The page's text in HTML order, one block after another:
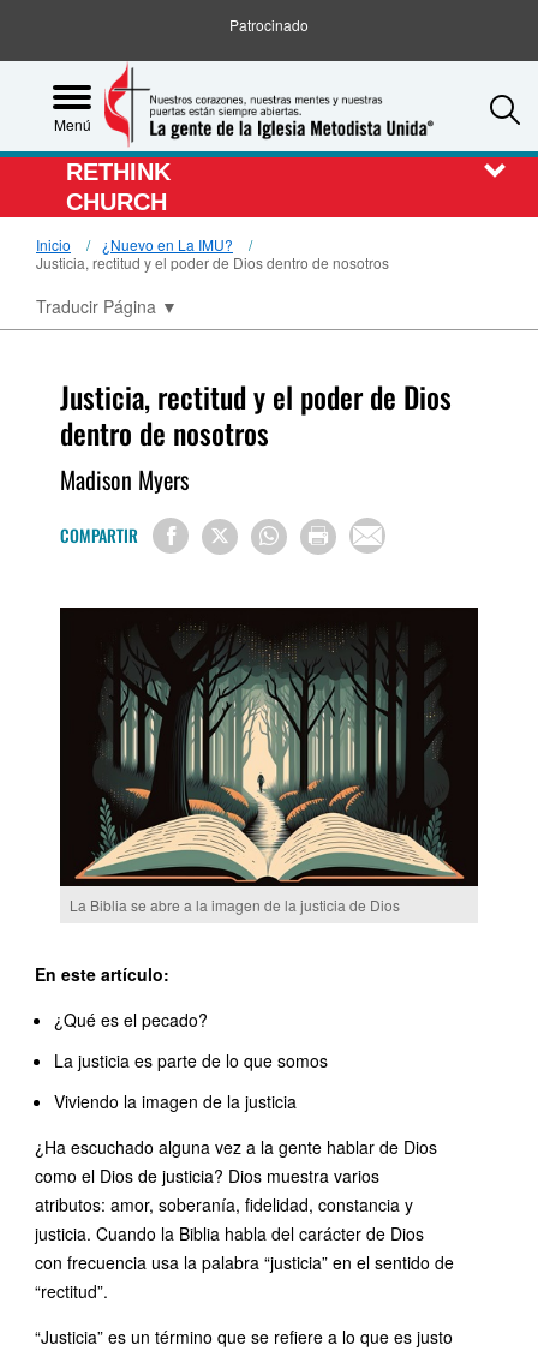
Patrocinado
Menú
RETHINK
CHURCH
Inicio
¿Nuevo en La IMU?
Justicia, rectitud y el poder de Dios dentro de nosotros
Traducir Página ▼
Justicia, rectitud y el poder de Dios
dentro de nosotros
Madison Myers
COMPARTIR
La Biblia se abre a la imagen de la justicia de Dios
En este artículo:
¿Qué es el pecado?
La justicia es parte de lo que somos
Viviendo la imagen de la justicia
¿Ha escuchado alguna vez a la gente hablar de Dios
como el Dios de justicia? Dios muestra varios
atributos: amor, soberanía, fidelidad, constancia y
justicia. Cuando la Biblia habla del carácter de Dios
con frecuencia usa la palabra “justicia” en el sentido de
“rectitud”.
“Justicia” es un término que se refiere a lo que es justo